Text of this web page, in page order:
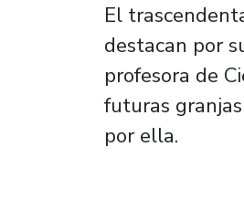
El
destacan por
profesora de
futuras
por ella.